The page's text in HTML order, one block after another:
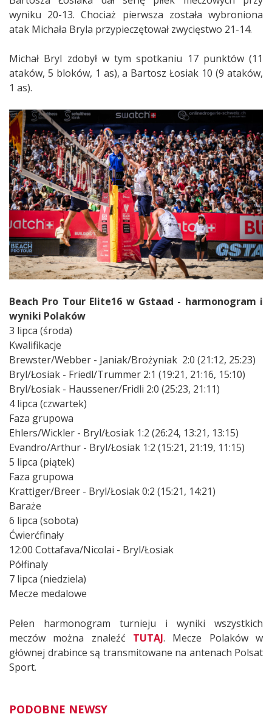
wyniku 20-13. Chociaż pierwsza została wybroniona
atak Michała Bryla przypieczętował zwycięstwo 21-14.
Michał Bryl zdobył w tym spotkaniu 17 punktów (11
ataków, 5 bloków, 1 as), a Bartosz Łosiak 10 (9 ataków,
1 as).
Beach Pro Tour Elite16 w Gstaad - harmonogram i
wyniki Polaków
3 lipca (środa)
Kwalifikacje
Brewster/Webber - Janiak/Brożyniak 2:0 (21:12, 25:23)
Bryl/Łosiak - Friedl/Trummer 2:1 (19:21, 21:16, 15:10)
Bryl/Łosiak - Haussener/Fridli 2:0 (25:23, 21:11)
4 lipca (czwartek)
Faza grupowa
Ehlers/Wickler - Bryl/Łosiak 1:2 (26:24, 13:21, 13:15)
Evandro/Arthur - Bryl/Łosiak 1:2 (15:21, 21:19, 11:15)
5 lipca (piątek)
Faza grupowa
Krattiger/Breer - Bryl/Łosiak 0:2 (15:21, 14:21)
Baraże
6 lipca (sobota)
Ćwierćfinały
12:00 Cottafava/Nicolai - Bryl/Łosiak
Półfinaly
7 lipca (niedziela)
Mecze medalowe
Pełen harmonogram turnieju i wyniki wszystkich
meczów można znaleźć TUTAJ. Mecze Polaków w
głównej drabince są transmitowane na antenach Polsat
Sport.
PODOBNE NEWSY